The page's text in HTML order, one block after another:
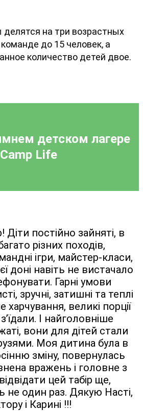
на три возрастных
до 15 человек, а
количество детей двое.
детском лагере
Camp Life
Діти постійно зайняті, в
різних походів,
ігри, майстер-класи,
доні навіть не вистачало
Гарні умови
зручні, затишні та теплі
харчування, великі порції
І найголовніше
вони для дітей стали
Моя дитина була в
зміну, повернулась
вражень і головне з
цей табір ще,
не один раз. Дякую Насті,
і Карині !!!